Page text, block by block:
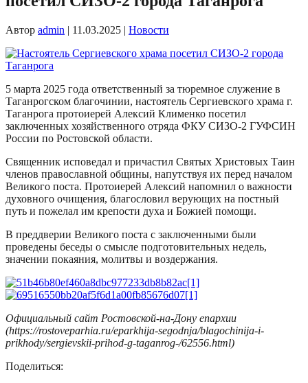
Автор admin | 11.03.2025 | Новости
5 марта 2025 года ответственный за тюремное служение в
Таганрогском благочинии, настоятель Сергиевского храма г.
Таганрога протоиерей Алексий Клименко посетил
заключенных хозяйственного отряда ФКУ СИЗО-2 ГУФСИН
России по Ростовской области.
Священник исповедал и причастил Святых Христовых Таин
членов православной общины, напутствуя их перед началом
Великого поста. Протоиерей Алексий напомнил о важности
духовного очищения, благословил верующих на постный
путь и пожелал им крепости духа и Божией помощи.
В преддверии Великого поста с заключенными были
проведены беседы о смысле подготовительных недель,
значении покаяния, молитвы и воздержания.
Официальный сайт Ростовской-на-Дону епархии
(https://rostoveparhia.ru/eparkhija-segodnja/blagochinija-i-
prikhody/sergievskii-prihod-g-taganrog-/62556.html)
Поделиться: